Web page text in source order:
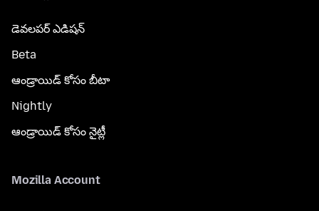
డెవలపర్ ఎడిషన్
Beta
ఆండ్రాయిడ్ కోసం బీటా
Nightly
ఆండ్రాయిడ్ కోసం నైట్లీ
Mozilla Account